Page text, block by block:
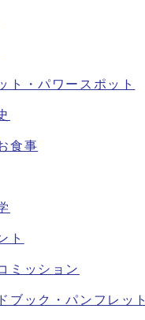
ト・パワースポット
食事
ト
ミッション
ブック・パンフレット